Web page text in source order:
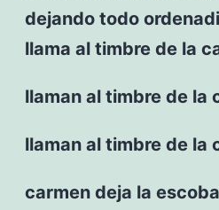
dejando todo
llama al timbre de la
llaman al timbre de la
llaman al timbre de la
carmen deja la